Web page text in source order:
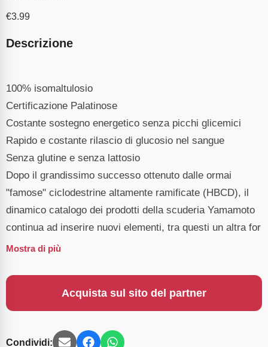
€3.99
Descrizione
100% isomaltulosio
Certificazione Palatinose
Costante sostegno energetico senza picchi glicemici
Rapido e costante rilascio di glucosio nel sangue
Senza glutine e senza lattosio
Dopo il grandissimo successo ottenuto dalle ormai
"famose" ciclodestrine altamente ramificate (HBCD), il
dinamico catalogo dei prodotti della scuderia Yamamoto
continua ad inserire nuovi elementi, tra questi un altra for
Mostra di più
Acquista sul sito del partner
Condividi: